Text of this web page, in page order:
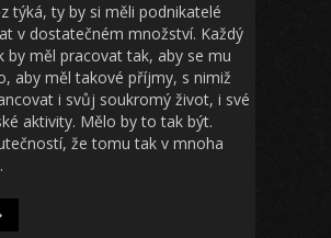
týká, ty by si měli podnikatelé
v dostatečném množství. Každý
by měl pracovat tak, aby se mu
aby měl takové příjmy, s nimiž
i svůj soukromý život, i své
aktivity. Mělo by to tak být.
že tomu tak v mnoha